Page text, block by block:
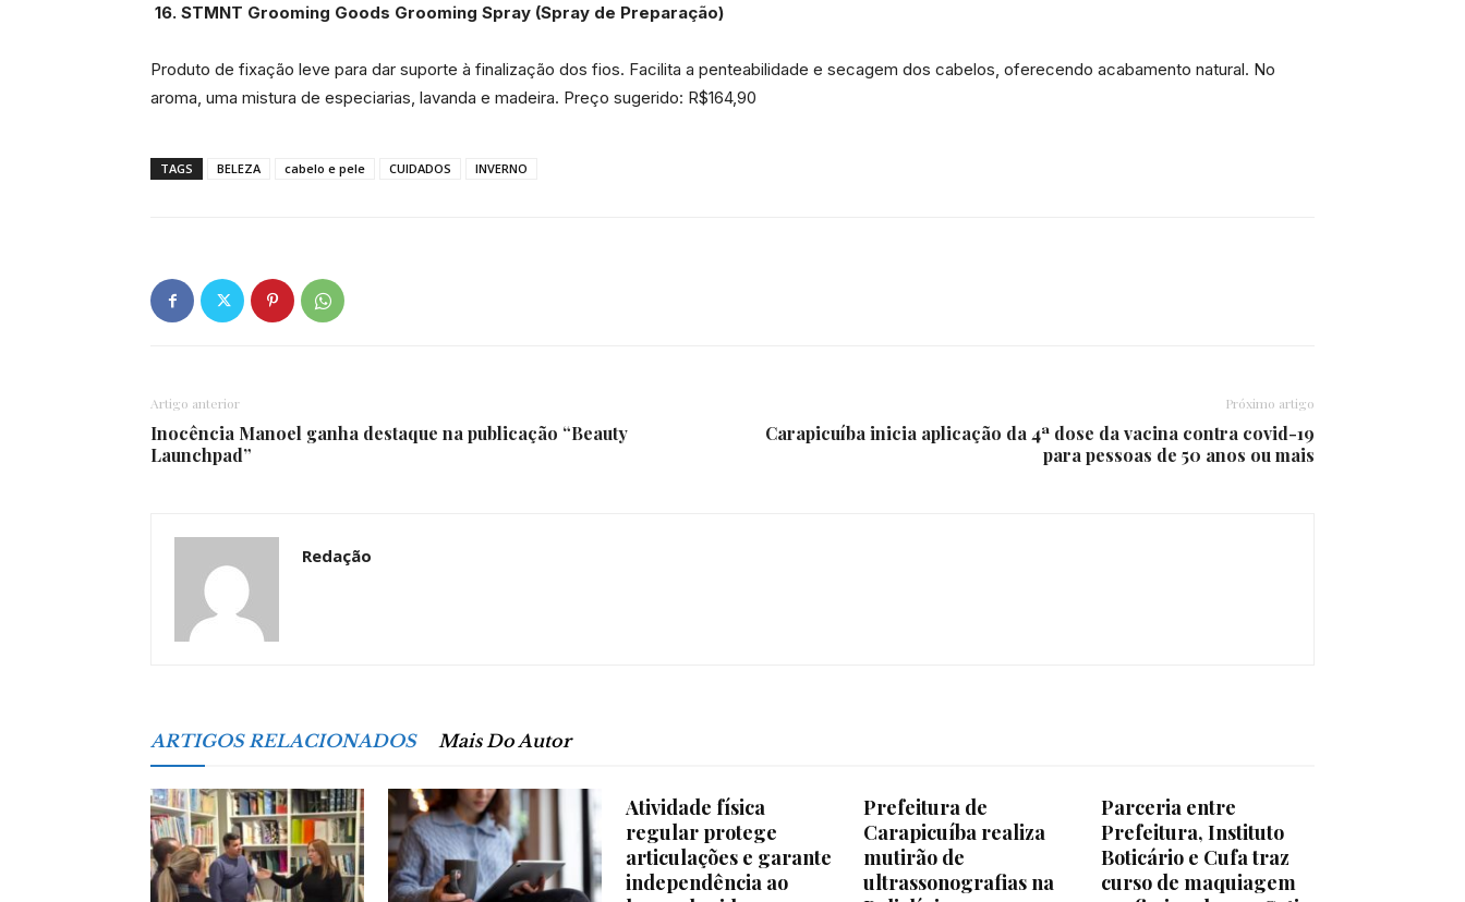
16. STMNT Grooming Goods Grooming Spray (Spray de Preparação)
Produto de fixação leve para dar suporte à finalização dos fios. Facilita a penteabilidade e secagem dos cabelos, oferecendo acabamento natural. No
aroma, uma mistura de especiarias, lavanda e madeira. Preço sugerido: R$164,90
TAGS BELEZA cabelo e pele CUIDADOS INVERNO
Artigo anterior
Inocência Manoel ganha destaque na publicação “Beauty
Launchpad”
Próximo artigo
Carapicuíba inicia aplicação da 4ª dose da vacina contra covid-19
para pessoas de 50 anos ou mais
Redação
ARTIGOS RELACIONADOS Mais Do Autor
Atividade física
regular protege
articulações e garante
independência ao
Prefeitura de
Carapicuíba realiza
mutirão de
ultrassonografias na
Parceria entre
Prefeitura, Instituto
Boticário e Cufa traz
curso de maquiagem